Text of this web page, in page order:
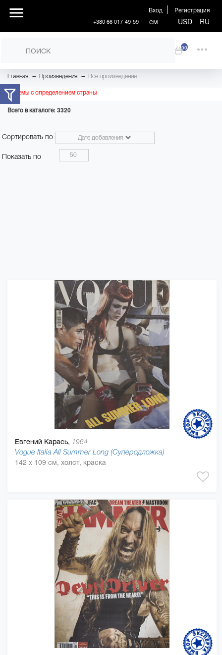
Вход Регистрация
+380 66 017-49-59 см USD RU
00
Главная → Произведения → Все произведения
Проблемы с определением страны
Всего в каталоге: 3320
Сортировать по Дате добавления
Показать по 50
Евгений Карась, 1964
Vogue Italia All Summer Long (Суперодложка)
142 x 109 см, холст, краска